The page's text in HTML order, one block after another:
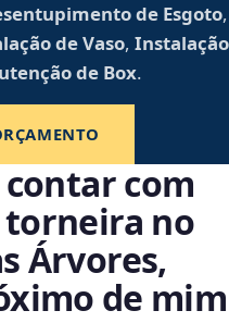
de Esgoto,
de Vaso, Instalação
de Box.
com
torneira no
Árvores,
de mim